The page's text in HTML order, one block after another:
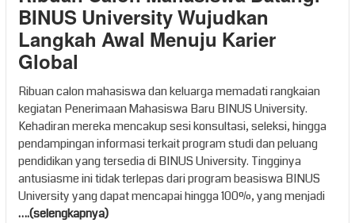
BINUS University Wujudkan
Langkah Awal Menuju Karier
Global
Ribuan calon mahasiswa dan keluarga memadati rangkaian
kegiatan Penerimaan Mahasiswa Baru BINUS University.
Kehadiran mereka mencakup sesi konsultasi, seleksi, hingga
pendampingan informasi terkait program studi dan peluang
pendidikan yang tersedia di BINUS University. Tingginya
antusiasme ini tidak terlepas dari program beasiswa BINUS
University yang dapat mencapai hingga 100%, yang menjadi
….(selengkapnya)